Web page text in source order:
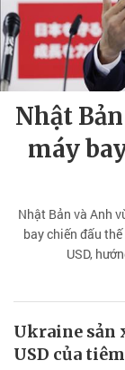
Nhật
máy
Nhật Bản và Anh
bay chiến đấu
USD,
Ukraine sản
USD của